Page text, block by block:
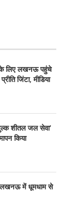
के लिए लखनऊ पहुंचे
जिंटा, मीडिया
शीतल जल सेवा’
किया
लखनऊ में धूमधाम से